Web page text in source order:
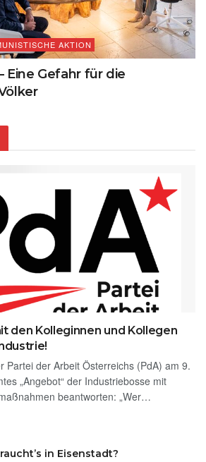
AKTION
Eine Gefahr für die
den Kolleginnen und Kollegen
Partei der Arbeit Österreichs (PdA) am 9.
„Angebot“ der Industriebosse mit
beantworten: „Wer…
in Eisenstadt?